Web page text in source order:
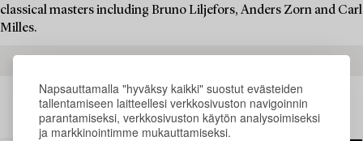
Napsauttamalla "hyväksy kaikki" suostut evästeiden
tallentamiseen laitteellesi verkkosivuston navigoinnin
parantamiseksi, verkkosivuston käytön analysoimiseksi
ja markkinointimme mukauttamiseksi.
classical masters including Bruno Liljefors, Anders Zorn and Carl
Milles.